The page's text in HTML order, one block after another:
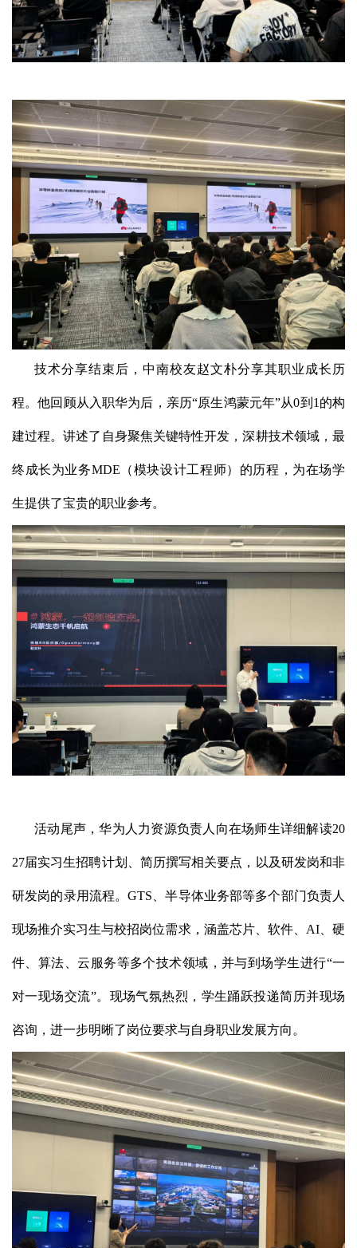
技术分享结束后，中南校友赵文朴分享其职业成长历
程。他回顾从入职华为后，亲历“原生鸿蒙元年”从0到1的构
建过程。讲述了自身聚焦关键特性开发，深耕技术领域，最
终成长为业务MDE（模块设计工程师）的历程，为在场学
生提供了宝贵的职业参考。
活动尾声，华为人力资源负责人向在场师生详细解读20
27届实习生招聘计划、简历撰写相关要点，以及研发岗和非
研发岗的录用流程。GTS、半导体业务部等多个部门负责人
现场推介实习生与校招岗位需求，涵盖芯片、软件、AI、硬
件、算法、云服务等多个技术领域，并与到场学生进行“一
对一现场交流”。现场气氛热烈，学生踊跃投递简历并现场
咨询，进一步明晰了岗位要求与自身职业发展方向。